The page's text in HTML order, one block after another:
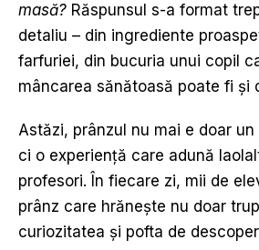
masă? Răspunsul s-a format
detaliu – din ingrediente
farfuriei, din bucuria unui copil
mâncarea sănătoasă poate fi și
Astăzi, prânzul nu mai e doar
ci o experiență care adună
profesori. În fiecare zi, mii de
prânz care hrănește nu doar
curiozitatea și pofta de